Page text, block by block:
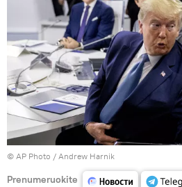
© AP Photo / Andrew Harnik
Prenumeruokite